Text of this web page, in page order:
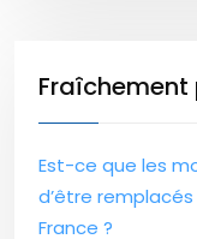
Fraîchement
Est-ce que les
d’être
France ?